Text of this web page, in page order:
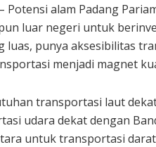
– Potensi alam Padang
luar negeri untuk
luas, punya aksesibilitas
menjadi magnet
transportasi laut
udara dekat dengan
untuk transportasi